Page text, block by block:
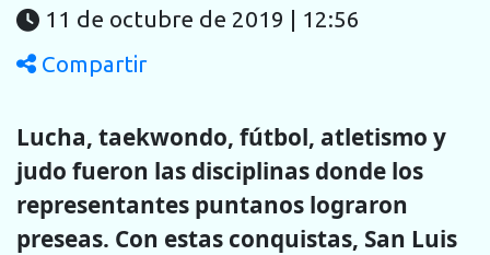
11 de octubre de 2019 | 12:56
Compartir
Lucha, taekwondo, fútbol, atletismo y
judo fueron las disciplinas donde los
representantes puntanos lograron
preseas. Con estas conquistas, San Luis